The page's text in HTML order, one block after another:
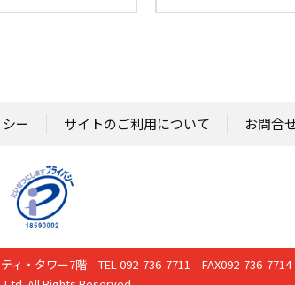
ー サイトのご利用について お問合
ィ・タワー7階
TEL 092-736-7711 FAX092-736-7714